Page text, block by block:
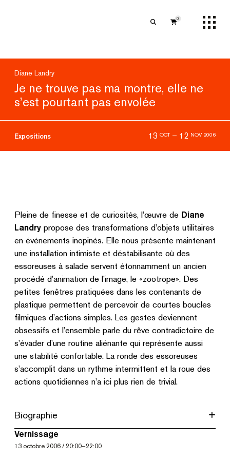
0
Diane Landry
Je ne trouve pas ma montre, elle ne
s’est pourtant pas envolée
Expositions 13 OCT – 12 NOV 2006
Pleine de finesse et de curiosités, l’œuvre de Diane
Landry propose des transformations d’objets utilitaires
en événements inopinés. Elle nous présente maintenant
une installation intimiste et déstabilisante où des
essoreuses à salade servent étonnamment un ancien
procédé d’animation de l’image, le «zootrope». Des
petites fenêtres pratiquées dans les contenants de
plastique permettent de percevoir de courtes boucles
filmiques d’actions simples. Les gestes deviennent
obsessifs et l’ensemble parle du rêve contradictoire de
s’évader d’une routine aliénante qui représente aussi
une stabilité confortable. La ronde des essoreuses
s’accomplit dans un rythme intermittent et la roue des
actions quotidiennes n’a ici plus rien de trivial.
Biographie
Vernissage
13 octobre 2006 / 20:00–22:00